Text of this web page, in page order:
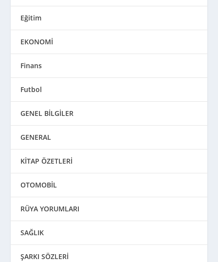
Eğitim
EKONOMİ
Finans
Futbol
GENEL BİLGİLER
GENERAL
KİTAP ÖZETLERİ
OTOMOBİL
RÜYA YORUMLARI
SAĞLIK
ŞARKI SÖZLERİ